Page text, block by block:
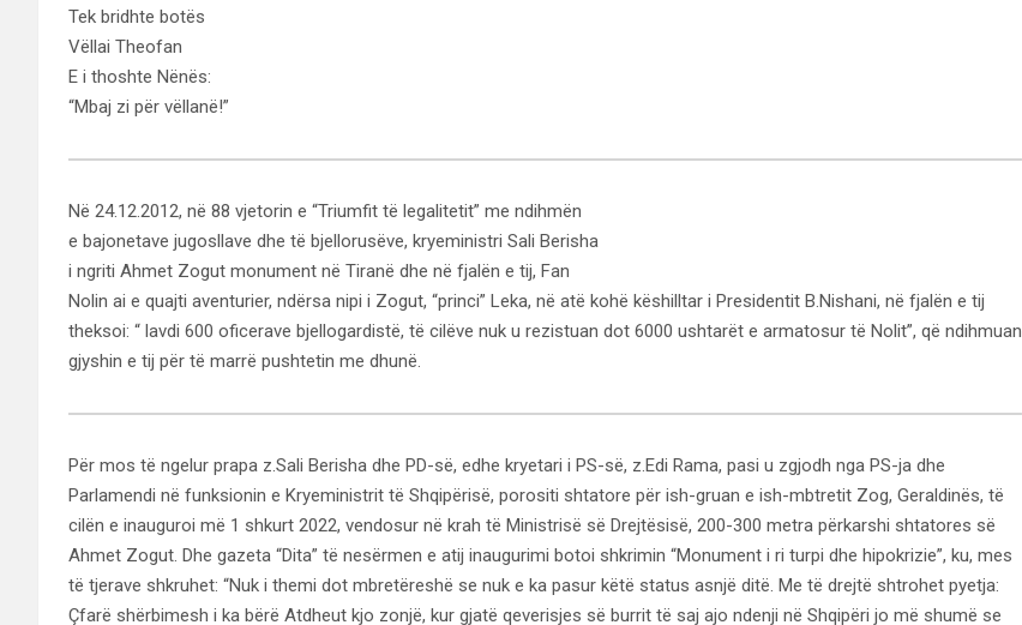
Tek bridhte botës
Vëllai Theofan
E i thoshte Nënës:
“Mbaj zi për vëllanë!”
Në 24.12.2012, në 88 vjetorin e “Triumfit të legalitetit” me ndihmën
e bajonetave jugosllave dhe të bjellorusëve, kryeministri Sali Berisha
i ngriti Ahmet Zogut monument në Tiranë dhe në fjalën e tij, Fan
Nolin ai e quajti aventurier, ndërsa nipi i Zogut, “princi” Leka, në atë kohë këshilltar i Presidentit B.Nishani, në fjalën e tij
theksoi: “ lavdi 600 oficerave bjellogardistë, të cilëve nuk u rezistuan dot 6000 ushtarët e armatosur të Nolit”, që ndihmuan
gjyshin e tij për të marrë pushtetin me dhunë.
Për mos të ngelur prapa z.Sali Berisha dhe PD-së, edhe kryetari i PS-së, z.Edi Rama, pasi u zgjodh nga PS-ja dhe
Parlamendi në funksionin e Kryeministrit të Shqipërisë, porositi shtatore për ish-gruan e ish-mbtretit Zog, Geraldinës, të
cilën e inauguroi më 1 shkurt 2022, vendosur në krah të Ministrisë së Drejtësisë, 200-300 metra përkarshi shtatores së
Ahmet Zogut. Dhe gazeta “Dita” të nesërmen e atij inaugurimi botoi shkrimin “Monument i ri turpi dhe hipokrizie”, ku, mes
të tjerave shkruhet: “Nuk i themi dot mbretëreshë se nuk e ka pasur këtë status asnjë ditë. Me të drejtë shtrohet pyetja:
Çfarë shërbimesh i ka bërë Atdheut kjo zonjë, kur gjatë qeverisjes së burrit të saj ajo ndenji në Shqipëri jo më shumë se